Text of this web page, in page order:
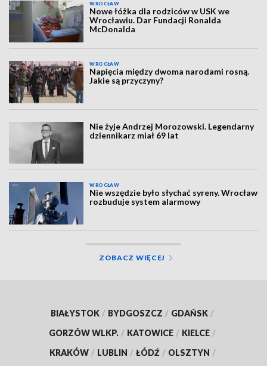
WROCŁAW
Nowe łóżka dla rodziców w USK we
Wrocławiu. Dar Fundacji Ronalda
McDonalda
WROCŁAW
Napięcia między dwoma narodami rosną.
Jakie są przyczyny?
Nie żyje Andrzej Morozowski. Legendarny
dziennikarz miał 69 lat
WROCŁAW
Nie wszędzie było słychać syreny. Wrocław
rozbuduje system alarmowy
ZOBACZ WIĘCEJ
BIAŁYSTOK / BYDGOSZCZ / GDAŃSK /
GORZÓW WLKP. / KATOWICE / KIELCE /
KRAKÓW / LUBLIN / ŁÓDŹ / OLSZTYN /